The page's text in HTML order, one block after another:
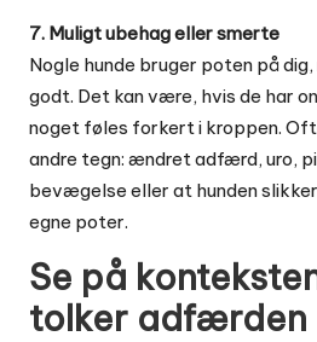
7. Muligt ubehag eller smerte
Nogle hunde bruger poten på
godt. Det kan være, hvis de har
noget føles forkert i kroppen.
andre tegn: ændret adfærd, uro,
bevægelse eller at hunden
egne poter.
Se på
tolker adfærden